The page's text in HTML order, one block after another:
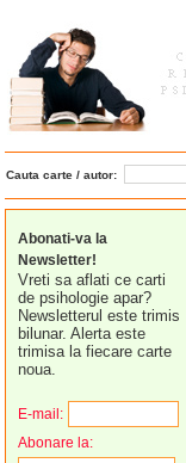
Cauta carte / autor:
Abonati-va la
Newsletter!
Vreti sa aflati ce carti
de psihologie apar?
Newsletterul este trimis
bilunar. Alerta este
trimisa la fiecare carte
noua.
E-mail:
Abonare la: